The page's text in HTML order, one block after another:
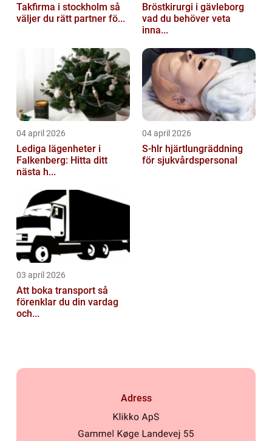
Takfirma i stockholm så
väljer du rätt partner fö...
Bröstkirurgi i gävleborg
vad du behöver veta
inna...
04 april 2026
Lediga lägenheter i
Falkenberg: Hitta ditt
nästa h...
04 april 2026
S-hlr hjärtlungräddning
för sjukvårdspersonal
03 april 2026
Att boka transport så
förenklar du din vardag
och...
Adress